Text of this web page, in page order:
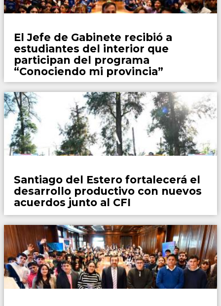
El Jefe de Gabinete recibió a
estudiantes del interior que
participan del programa
“Conociendo mi provincia”
Santiago del Estero fortalecerá el
desarrollo productivo con nuevos
acuerdos junto al CFI